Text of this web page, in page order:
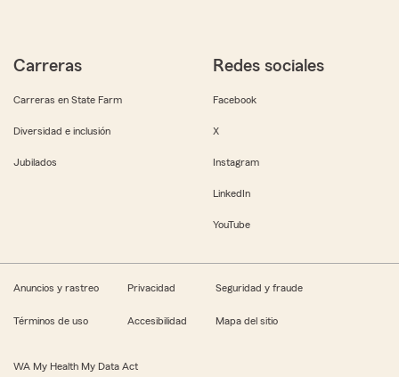
Carreras
Carreras en State Farm
Diversidad e inclusión
Jubilados
Redes sociales
Facebook
X
Instagram
LinkedIn
YouTube
Anuncios y rastreo Privacidad Seguridad y fraude
Términos de uso Accesibilidad Mapa del sitio
WA My Health My Data Act